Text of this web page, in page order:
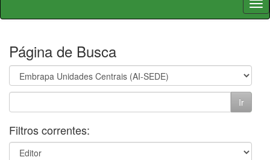
Página de Busca
Filtros correntes: